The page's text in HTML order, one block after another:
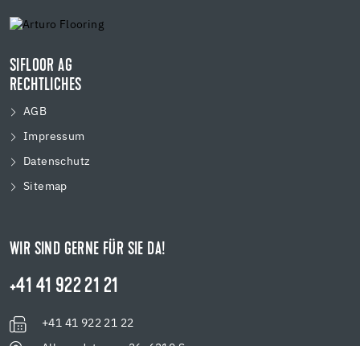
SIFLOOR AG
RECHTLICHES
AGB
Impressum
Datenschutz
Sitemap
WIR SIND GERNE FÜR SIE DA!
+41 41 922 21 21
+41 41 922 21 22